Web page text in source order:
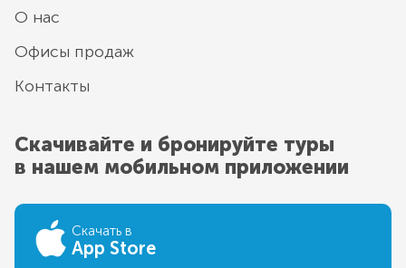
О нас
Офисы продаж
Контакты
Скачивайте и бронируйте туры
в нашем мобильном приложении
Скачать в
App Store